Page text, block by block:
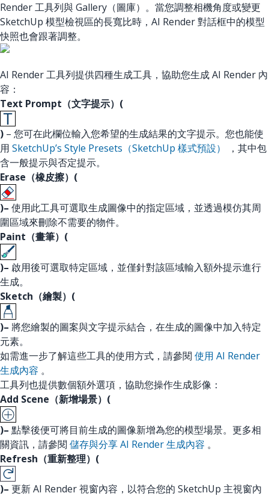
Render 工具列與 Gallery（圖庫）。當您調整相機角度或變更
SketchUp 模型檢視區的長寬比時，AI Render 對話框中的模型
快照也會跟著調整。
AI Render 工具列提供四種生成工具，協助您生成 AI Render 內
容：
Text Prompt（文字提示）(
) – 您可在此欄位輸入您希望的生成結果的文字提示。您也能使
用 SketchUp’s Style Presets（SketchUp 樣式預設）
，其中包
含一般提示與否定提示。
Erase（橡皮擦）(
)– 使用此工具可選取生成圖像中的指定區域，並透過模仿其周
圍區域來刪除不需要的物件。
Paint（畫筆）(
)– 啟用後可選取特定區域，並僅針對該區域輸入額外提示進行
生成。
Sketch（繪製）(
)– 將您繪製的圖案與文字提示結合，在生成的圖像中加入特定
元素。
如需進一步了解這些工具的使用方式，請參閱 使用 AI Render
生成內容 。
工具列也提供數個額外選項，協助您操作生成影像：
Add Scene（新增場景）(
)– 點擊後便可將目前生成的圖像新增為您的模型場景。更多相
關資訊，請參閱 儲存與分享 AI Render 生成內容 。
Refresh（重新整理）(
)– 更新 AI Render 視窗內容，以符合您的 SketchUp 主視窗內